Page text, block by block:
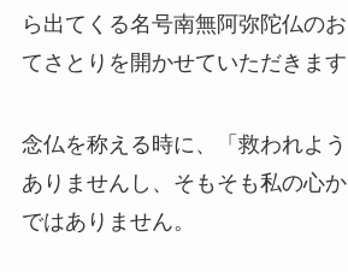
ら出てくる名号南無阿弥陀仏の
てさとりを開かせていただきます
念仏を称える時に、「救われよ
ありませんし、そもそも私の心
ではありません。